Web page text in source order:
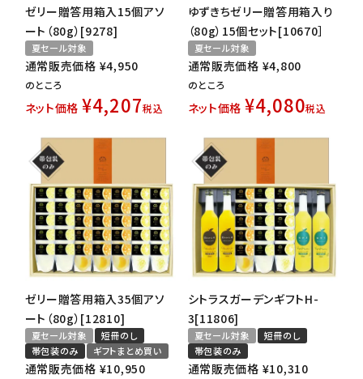
ゼリー贈答用箱入15個アソ
ート（80g）[9278]
夏セール対象
通常販売価格 ¥4,950
のところ
ネット価格 ¥4,207税込
ゆずきちゼリー贈答用箱入り
（80g）15個セット[10670］
夏セール対象
通常販売価格 ¥4,800
のところ
ネット価格 ¥4,080税込
ゼリー贈答用箱入35個アソ
ート（80g）[12810]
夏セール対象
短冊のし
帯包装のみ
ギフトまとめ買い
通常販売価格 ¥10,950
シトラスガーデンギフトH-
3[11806]
夏セール対象
短冊のし
帯包装のみ
通常販売価格 ¥10,310